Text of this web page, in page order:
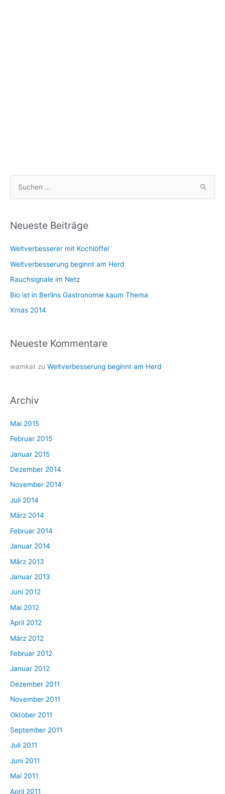
h
n
n
a
Neueste Beiträge
Weltverbesserer mit Kochlöffel
Weltverbesserung beginnt am Herd
Rauchsignale im Netz
Bio ist in Berlins Gastronomie kaum Thema
Xmas 2014
Neueste Kommentare
wamkat zu Weltverbesserung beginnt am Herd
Archiv
Mai 2015
Februar 2015
Januar 2015
Dezember 2014
November 2014
Juli 2014
März 2014
Februar 2014
Januar 2014
März 2013
Januar 2013
Juni 2012
Mai 2012
April 2012
März 2012
Februar 2012
Januar 2012
Dezember 2011
November 2011
Oktober 2011
September 2011
Juli 2011
Juni 2011
Mai 2011
April 2011